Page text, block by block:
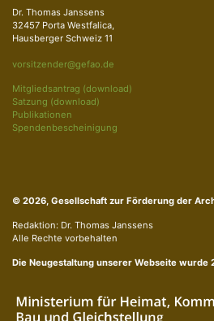
Dr. Thomas Janssens
32457 Porta Westfalica,
Hausberger Schweiz 11
vorsitzender@gefao.de
Mitgliedsantrag (download)
Satzung (download)
Publikationen
Spendenbescheinigung
© 2026, Gesellschaft zur Förderung der
Redaktion: Dr. Thomas Janssens
Alle Rechte vorbehalten
Die Neugestaltung unserer Webseite wurde